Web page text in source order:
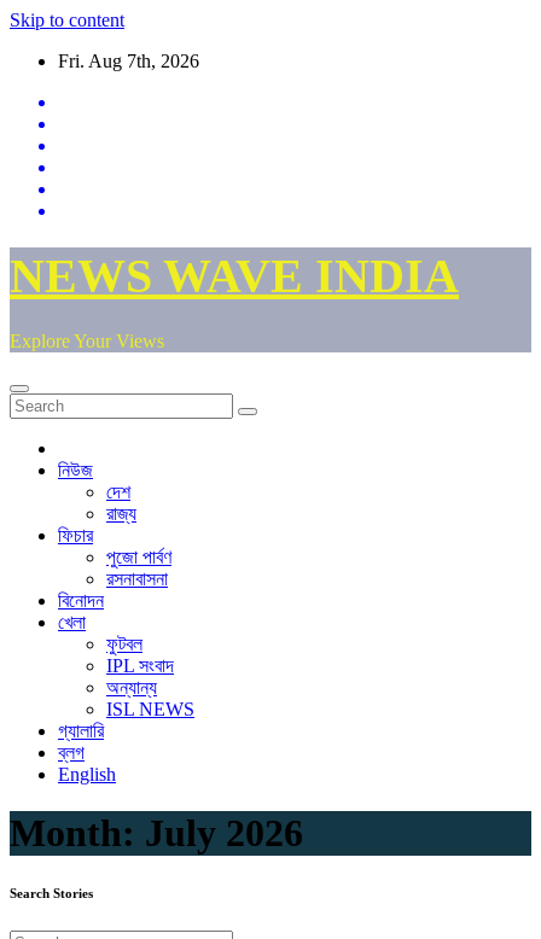
Skip to content
Fri. Aug 7th, 2026
NEWS WAVE INDIA
Explore Your Views
নিউজ
দেশ
রাজ্য
ফিচার
পুজো পার্বণ
রসনাবাসনা
বিনোদন
খেলা
ফুটবল
IPL সংবাদ
অন্যান্য
ISL NEWS
গ্যালারি
ব্লগ
English
Month: July 2026
Search Stories